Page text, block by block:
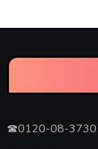
☎0120-08-3730